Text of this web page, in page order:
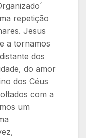
repetição
Jesus
a tornamos
dos
do amor
dos Céus
com a
um